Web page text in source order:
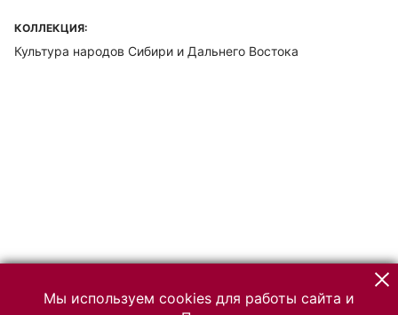
КОЛЛЕКЦИЯ:
Культура народов Сибири и Дальнего Востока
Мы используем cookies для работы сайта и